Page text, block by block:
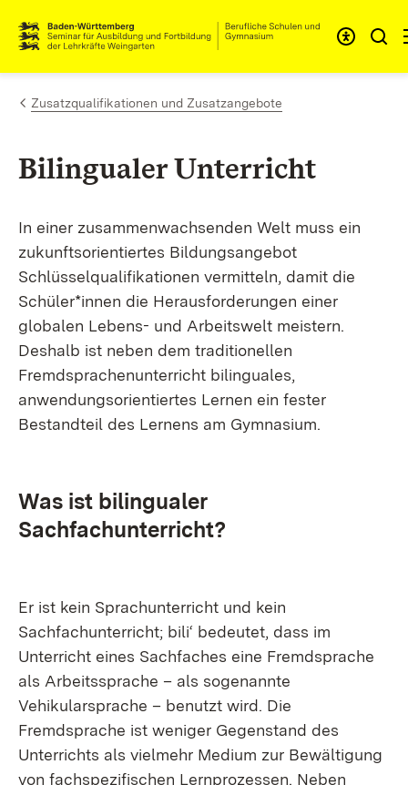
Zum Inhalt springen
Link zur Startseite
Zusatzqualifikationen und Zusatzangebote
Bilingualer Unterricht
In einer zusammenwachsenden Welt muss ein
zukunftsorientiertes Bildungsangebot
Schlüsselqualifikationen vermitteln, damit die
Schüler*innen die Herausforderungen einer
globalen Lebens- und Arbeitswelt meistern.
Deshalb ist neben dem traditionellen
Fremdsprachenunterricht bilinguales,
anwendungsorientiertes Lernen ein fester
Bestandteil des Lernens am Gymnasium.
Was ist bilingualer
Sachfachunterricht?
Er ist kein Sprachunterricht und kein
Sachfachunterricht; bili‘ bedeutet, dass im
Unterricht eines Sachfaches eine Fremdsprache
als Arbeitssprache – als sogenannte
Vehikularsprache – benutzt wird. Die
Fremdsprache ist weniger Gegenstand des
Unterrichts als vielmehr Medium zur Bewältigung
von fachspezifischen Lernprozessen. Neben